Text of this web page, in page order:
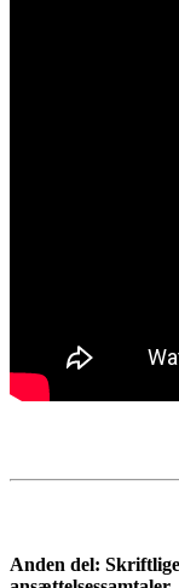
Anden del: